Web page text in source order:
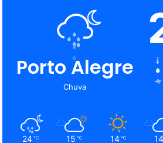
Porto Alegre
Chuva
24 ℃ 15 ℃ 14 ℃ 14